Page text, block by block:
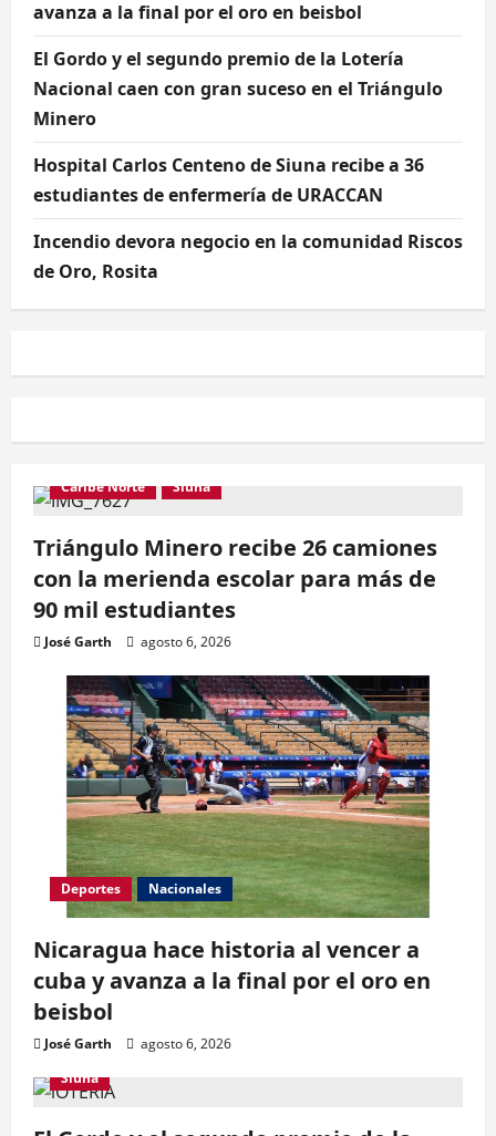
avanza a la final por el oro en beisbol
El Gordo y el segundo premio de la Lotería
Nacional caen con gran suceso en el Triángulo
Minero
Hospital Carlos Centeno de Siuna recibe a 36
estudiantes de enfermería de URACCAN
Incendio devora negocio en la comunidad Riscos
de Oro, Rosita
Caribe Norte Siuna
Triángulo Minero recibe 26 camiones
con la merienda escolar para más de
90 mil estudiantes
José Garth agosto 6, 2026
Deportes Nacionales
Nicaragua hace historia al vencer a
cuba y avanza a la final por el oro en
beisbol
José Garth
agosto 6, 2026
Siuna